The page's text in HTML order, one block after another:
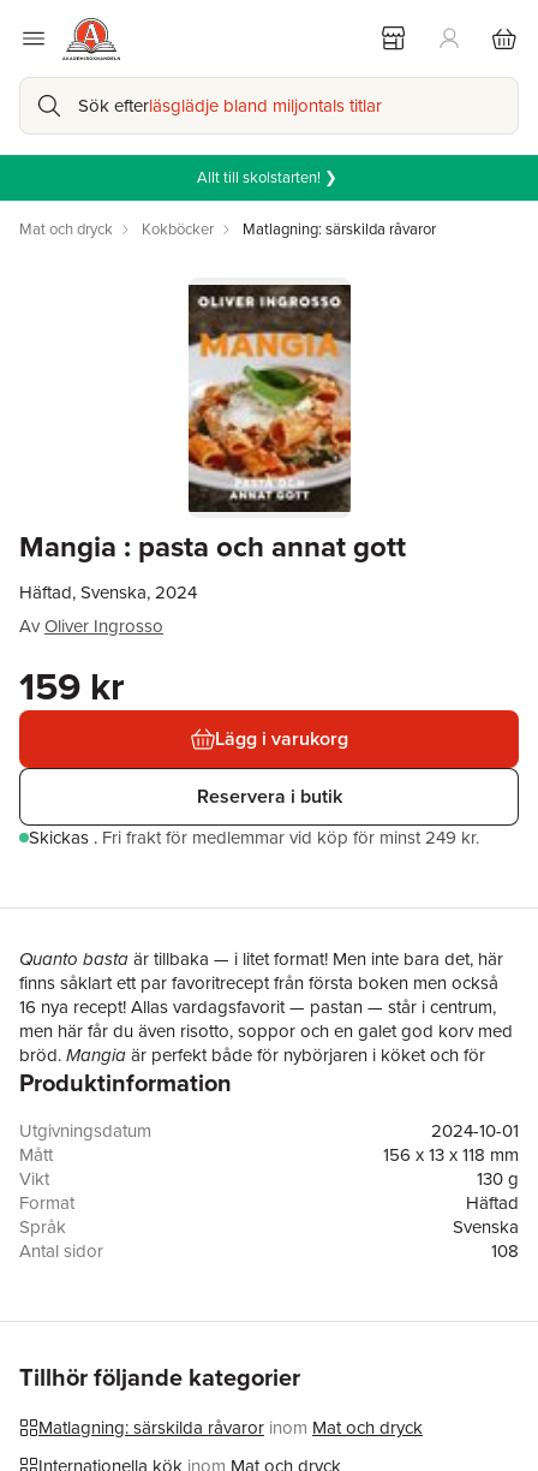
Sök efterläsglädje bland miljontals titlar
Allt till skolstarten! ❯
Mat och dryck Kokböcker Matlagning: särskilda råvaror
Mangia : pasta och annat gott
Häftad, Svenska, 2024
AvOliver Ingrosso
159 kr
Lägg i varukorg
Reservera i butik
Skickas . Fri frakt för medlemmar vid köp för minst 249 kr.
Quanto bastaär tillbaka — i litet format! Men inte bara det, här
finns såklart ett par favoritrecept från första boken men också
16 nya recept! Allas vardagsfavorit — pastan — står i centrum,
men här får du även risotto, soppor och en galet god korv med
bröd.Mangiaär perfekt både för nybörjaren i köket och för
vardagsmatlagaren som snabbt och enkelt vill få fram god mat
lita på dig själv i köket, och blir en bättre matlagare på köpet.
Produktinformation
Utgivningsdatum
2024-10-01
Mått
156 x 13 x 118 mm
Vikt
130 g
Format
Häftad
Språk
Svenska
Antal sidor
108
Tillhör följande kategorier
Matlagning: särskilda råvaror inom Mat och dryck